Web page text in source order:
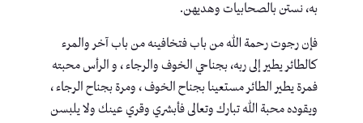
به، نستن بالصحابيات وهديهن.
فإن رجوت رحمة الله من باب فتخافينه من باب آخر والمرء
كالطائر يطير إلى ربه، بجناحي الخوف والرجاء ، و الرأس محبته
فمرة يطير الطائر مستعينا بجناح الخوف ، ومرة بجناح الرجاء ،
ويقوده محبة الله تبارك وتعالى فأبشري وقري عينك ولا يلبسن